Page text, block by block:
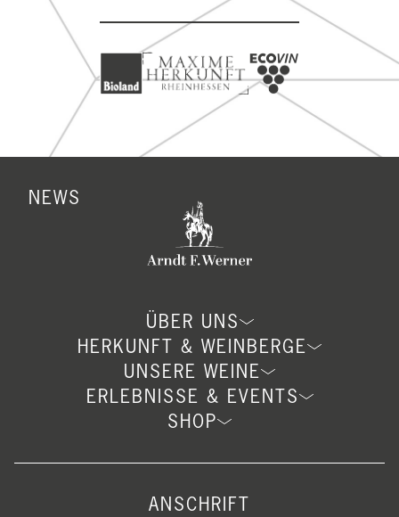
NEWS
ÜBER UNS
HERKUNFT & WEINBERGE
UNSERE WEINE
ERLEBNISSE & EVENTS
SHOP
ANSCHRIFT